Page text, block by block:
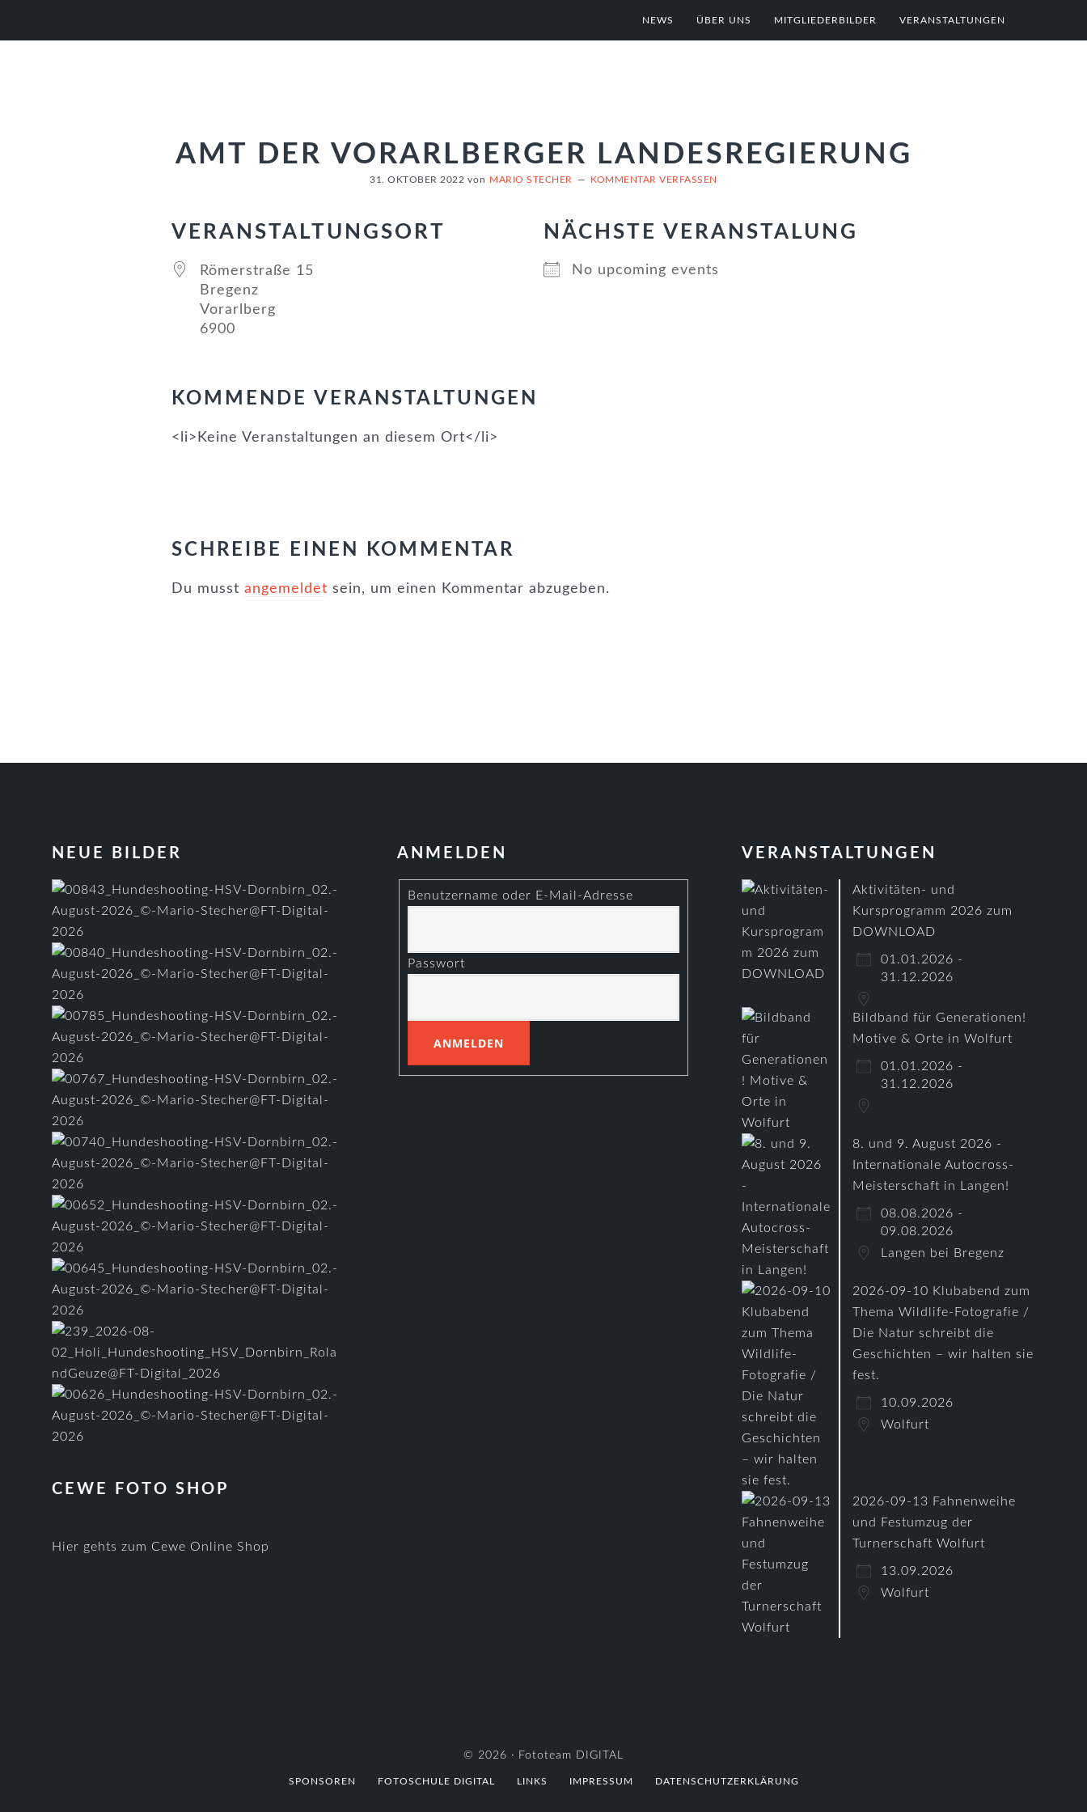
NEWS ÜBER UNS MITGLIEDERBILDER VERANSTALTUNGEN
AMT DER VORARLBERGER LANDESREGIERUNG
31. OKTOBER 2022 von MARIO STECHER KOMMENTAR VERFASSEN
VERANSTALTUNGSORT
Römerstraße 15
Bregenz
Vorarlberg
6900
NÄCHSTE VERANSTALUNG
No upcoming events
KOMMENDE VERANSTALTUNGEN
<li>Keine Veranstaltungen an diesem Ort</li>
SCHREIBE EINEN KOMMENTAR
Du musst angemeldet sein, um einen Kommentar abzugeben.
FOOTER
NEUE BILDER
CEWE FOTO SHOP
Hier gehts zum Cewe Online Shop
ANMELDEN
Benutzername oder E-Mail-Adresse
Passwort
VERANSTALTUNGEN
Aktivitäten- und
Kursprogramm 2026 zum
DOWNLOAD
01.01.2026 -
31.12.2026
Bildband für Generationen!
Motive & Orte in Wolfurt
01.01.2026 -
31.12.2026
8. und 9. August 2026 -
Internationale Autocross-
Meisterschaft in Langen!
08.08.2026 -
09.08.2026
Langen bei Bregenz
2026-09-10 Klubabend zum
Thema Wildlife-Fotografie /
Die Natur schreibt die
Geschichten – wir halten sie
fest.
10.09.2026
Wolfurt
2026-09-13 Fahnenweihe
und Festumzug der
Turnerschaft Wolfurt
13.09.2026
Wolfurt
© 2026 · Fototeam DIGITAL
SPONSOREN FOTOSCHULE DIGITAL LINKS IMPRESSUM DATENSCHUTZERKLÄRUNG